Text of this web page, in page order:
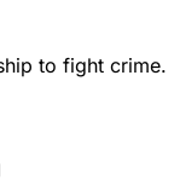
to fight crime.